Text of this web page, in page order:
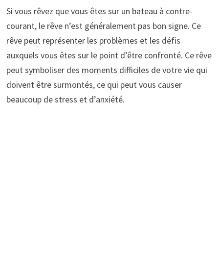
Si vous rêvez que vous êtes sur un bateau à contre-
courant, le rêve n’est généralement pas bon signe. Ce
rêve peut représenter les problèmes et les défis
auxquels vous êtes sur le point d’être confronté. Ce rêve
peut symboliser des moments difficiles de votre vie qui
doivent être surmontés, ce qui peut vous causer
beaucoup de stress et d’anxiété.